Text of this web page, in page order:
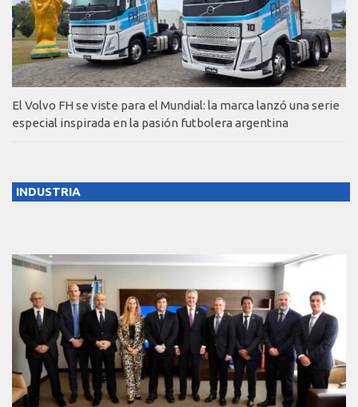
El Volvo FH se viste para el Mundial: la marca lanzó una serie
especial inspirada en la pasión futbolera argentina
INDUSTRIA